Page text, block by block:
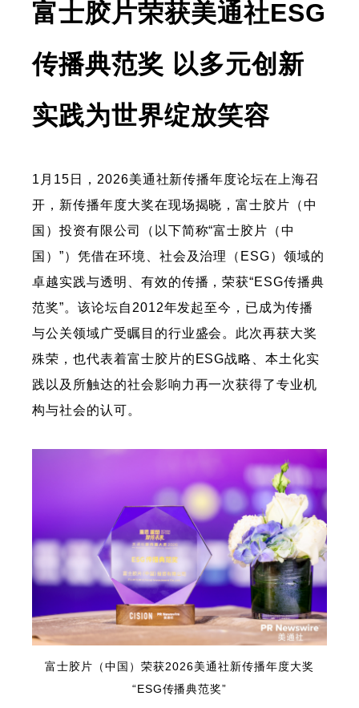
富士胶片荣获美通社ESG
传播典范奖 以多元创新
实践为世界绽放笑容
1月15日，2026美通社新传播年度论坛在上海召
开，新传播年度大奖在现场揭晓，富士胶片（中
国）投资有限公司（以下简称“富士胶片（中
国）”）凭借在环境、社会及治理（ESG）领域的
卓越实践与透明、有效的传播，荣获“ESG传播典
范奖”。该论坛自2012年发起至今，已成为传播
与公关领域广受瞩目的行业盛会。此次再获大奖
殊荣，也代表着富士胶片的ESG战略、本土化实
践以及所触达的社会影响力再一次获得了专业机
构与社会的认可。
富士胶片（中国）荣获2026美通社新传播年度大奖
“ESG传播典范奖”